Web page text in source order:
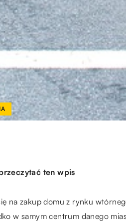
ten wpis
na zakup domu z rynku
w samym centrum danego